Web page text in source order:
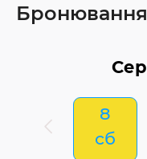
Бронювання
8
сб